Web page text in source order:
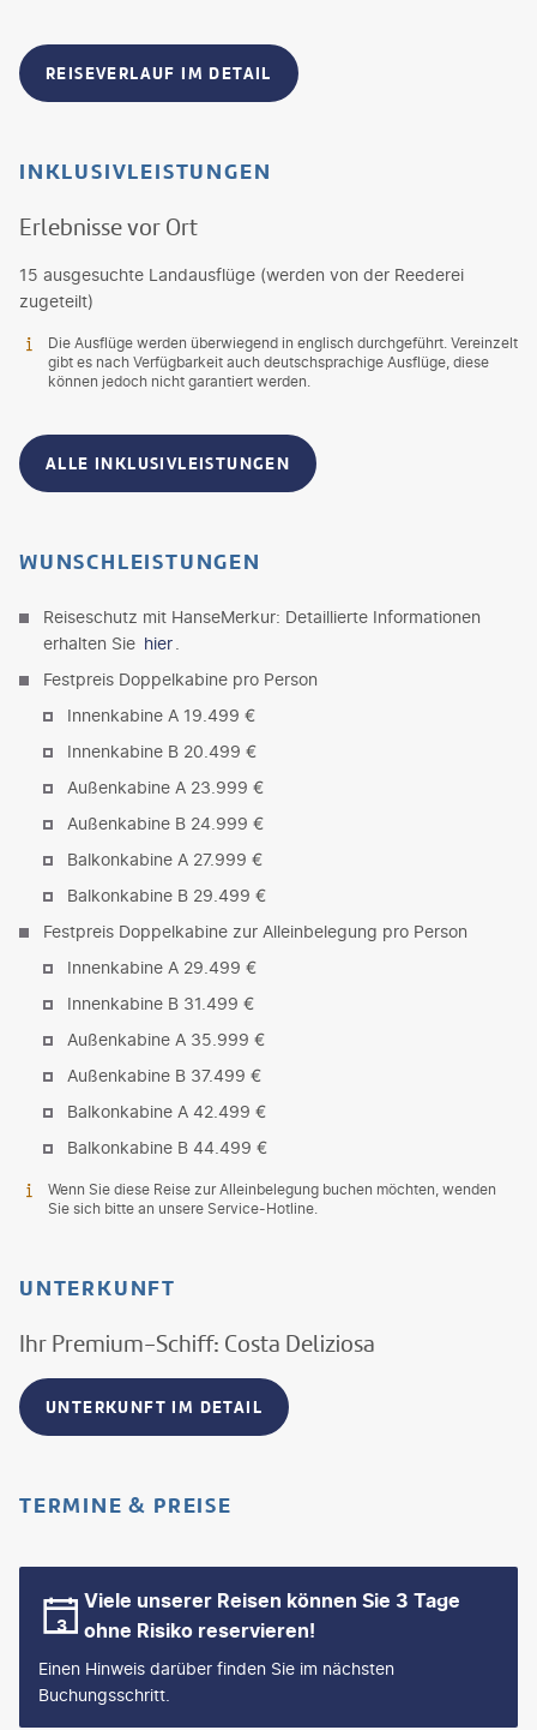
REISEVERLAUF IM DETAIL
INKLUSIVLEISTUNGEN
Erlebnisse vor Ort
15 ausgesuchte Landausflüge (werden von der Reederei
zugeteilt)
Die Ausflüge werden überwiegend in englisch durchgeführt. Vereinzelt
gibt es nach Verfügbarkeit auch deutschsprachige Ausflüge, diese
können jedoch nicht garantiert werden.
ALLE INKLUSIVLEISTUNGEN
WUNSCHLEISTUNGEN
Reiseschutz mit HanseMerkur: Detaillierte Informationen
erhalten Sie hier
Festpreis Doppelkabine pro Person
Innenkabine A 19.499 €
Innenkabine B 20.499 €
Außenkabine A 23.999 €
Außenkabine B 24.999 €
Balkonkabine A 27.999 €
Balkonkabine B 29.499 €
Festpreis Doppelkabine zur Alleinbelegung pro Person
Innenkabine A 29.499 €
Innenkabine B 31.499 €
Außenkabine A 35.999 €
Außenkabine B 37.499 €
Balkonkabine A 42.499 €
Balkonkabine B 44.499 €
Wenn Sie diese Reise zur Alleinbelegung buchen möchten, wenden
Sie sich bitte an unsere Service-Hotline.
UNTERKUNFT
Ihr Premium-Schiff: Costa Deliziosa
UNTERKUNFT IM DETAIL
TERMINE & PREISE
Viele unserer Reisen können Sie 3 Tage
ohne Risiko reservieren!
Einen Hinweis darüber finden Sie im nächsten
Buchungsschritt.